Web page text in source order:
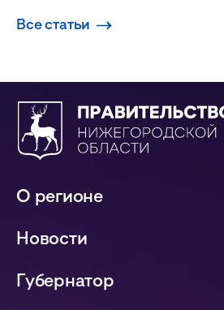
Все статьи
О регионе
Новости
Губернатор